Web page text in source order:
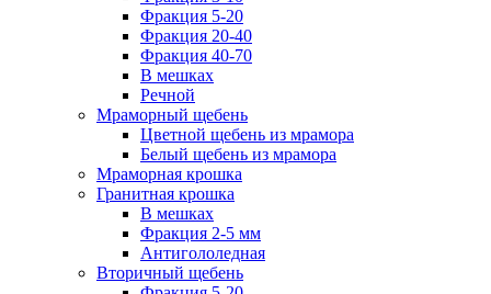
Фракция 5-20
Фракция 20-40
Фракция 40-70
В мешках
Речной
Мраморный щебень
Цветной щебень из мрамора
Белый щебень из мрамора
Мраморная крошка
Гранитная крошка
В мешках
Фракция 2-5 мм
Антигололедная
Вторичный щебень